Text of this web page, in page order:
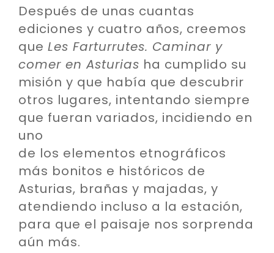
Después de unas cuantas
ediciones y cuatro años, creemos
que Les Farturrutes. Caminar y
comer en Asturias ha cumplido su
misión y que había que descubrir
otros lugares, intentando siempre
que fueran variados, incidiendo en
uno
de los elementos etnográficos
más bonitos e históricos de
Asturias, brañas y majadas, y
atendiendo incluso a la estación,
para que el paisaje nos sorprenda
aún más.